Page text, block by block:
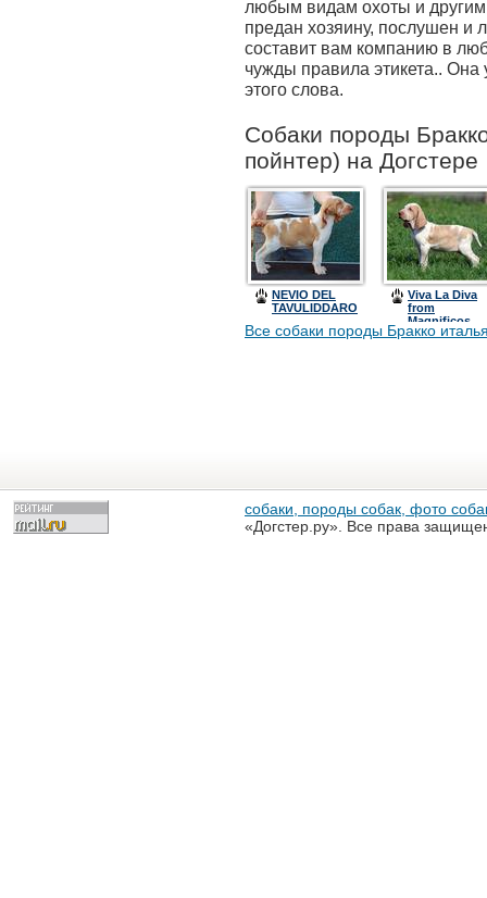
любым видам охоты и другим
предан хозяину, послушен и
составит вам компанию в
чужды правила этикета..
этого слова.
Собаки породы
пойнтер) на Догстере
NEVIO DEL
TAVULIDDARO
Viva La Diva
from
Magnificos
Kingdom
Все собаки породы Бракко
собаки, породы собак, фото
«Догстер.ру». Все права